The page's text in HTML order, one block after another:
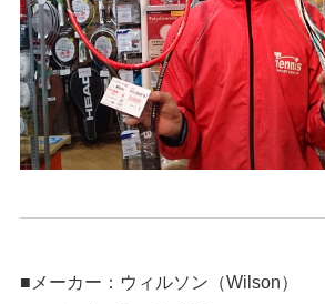
■メーカー：ウィルソン（Wilson）